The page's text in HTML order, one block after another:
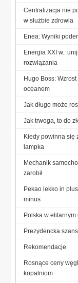
Centralizacja nie
w służbie zdrowia
Enea: Wyniki
Energia XXI w.:
rozwiązania
Hugo Boss:
oceanem
Jak długo może
Jak trwoga, to do
Kiedy powinna się
lampka
Mechanik
zarobił
Pekao lekko in
minus
Polska w elitarnym
Prezydencka
Rekomendacje
Rosnące ceny
kopalniom